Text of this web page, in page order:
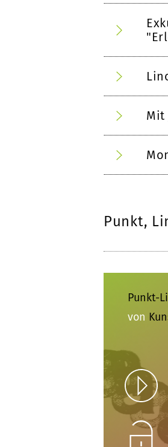
Mit
Punkt,
Punkt-
von
Play
Unlock